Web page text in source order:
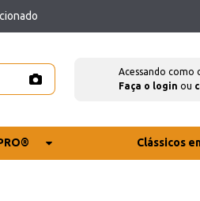
Acessando como
Faça o login ou
Clássicos